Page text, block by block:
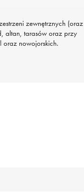
zewnętrznych (oraz
altan, tarasów oraz przy
oraz nowojorskich.